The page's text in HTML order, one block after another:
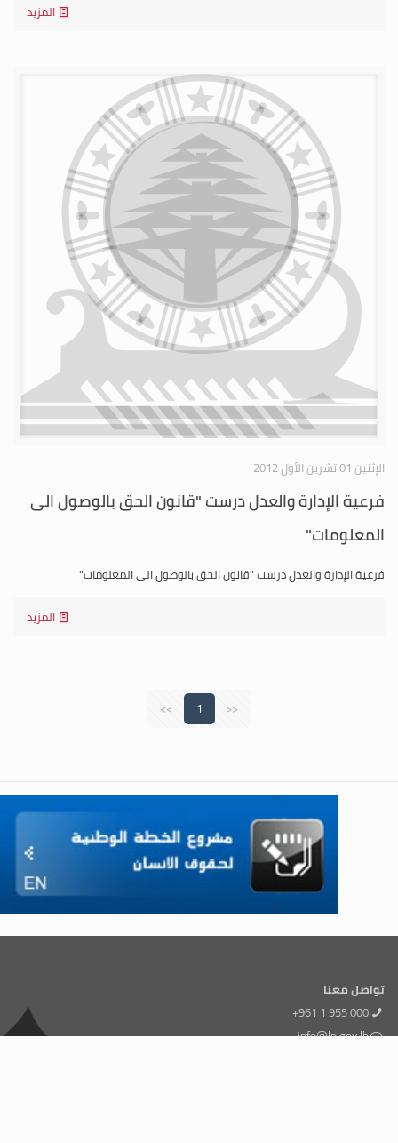
المزيد
الإثنين 01 تشرين الأول 2012
فرعية الإدارة والعدل درست "قانون الحق بالوصول الى
المعلومات"
فرعية الإدارة والعدل درست "قانون الحق بالوصول الى المعلومات"
المزيد
<<
1
>>
تواصل معنا
+961 1 955 000
info@lp.gov.lb